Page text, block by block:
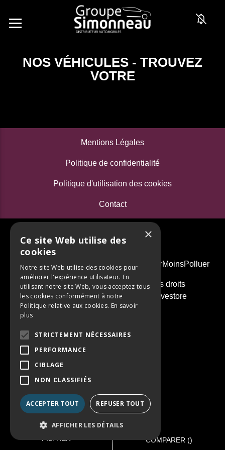
NOS VÉHICULES - TROUVEZ
VOTRE
FILTRER COMPARER ()
Mentions Légales
Politique de confidentialité
Politique d'utilisation des cookies
Contact
PENSEZ À COVOITURER #SeDeplacerMoinsPolluer
© 2026 - Groupe Simonneau. Tous droits
réservés. Réalisation :Nextlane Livestore
×
Ce site Web utilise des
cookies
Notre site Web utilise des cookies pour
améliorer l'expérience utilisateur. En
utilisant notre site Web, vous acceptez tous
les cookies conformément à notre
Politique relative aux cookies. En savoir
plus
STRICTEMENT NÉCESSAIRES
PERFORMANCE
CIBLAGE
NON CLASSIFIÉS
ACCEPTER TOUT REFUSER TOUT
AFFICHER LES DÉTAILS